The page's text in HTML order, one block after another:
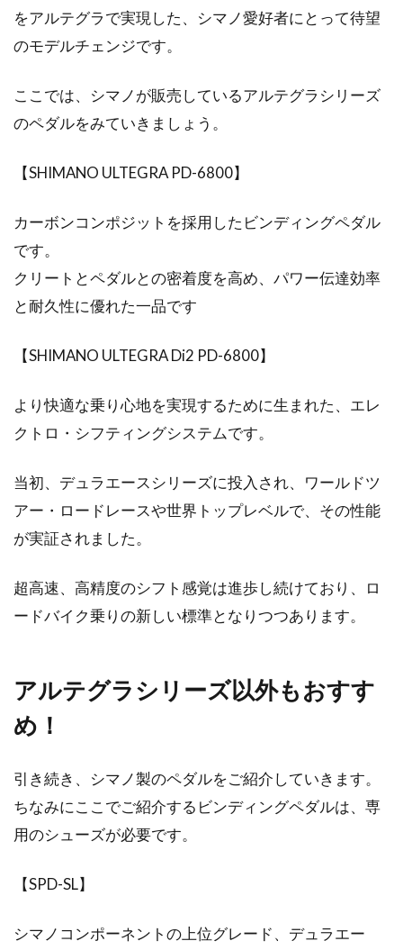
ホイールバランスを自分でとってみ
よう！！やり方をご紹介
ホイールバランス調整は、大変重要な調整で
す。自転車を作業台に乗せてクランクを回して
ロードバイクのインナーギアとアウ
ロードバイクのインナーアウターについてお話
自転車のチェーンの洗浄のおはなし
自転車のチェーンの洗浄、人によっていろいろ
な方法があり...
自転車のペダル軸ってどう違うの？
取り外しは自分でできる？
気になったことはありますか？そんなときは、
ロードバイクスタンドを自作してみ
よう！
をアルテグラで実現した、シマノ愛好者にとって待望
のモデルチェンジです。
ここでは、シマノが販売しているアルテグラシリーズ
のペダルをみていきましょう。
【SHIMANO ULTEGRA PD-6800】
カーボンコンポジットを採用したビンディングペダル
です。
クリートとペダルとの密着度を高め、パワー伝達効率
と耐久性に優れた一品です
【SHIMANO ULTEGRA Di2 PD-6800】
より快適な乗り心地を実現するために生まれた、エレ
クトロ・シフティングシステムです。
当初、デュラエースシリーズに投入され、ワールドツ
アー・ロードレースや世界トップレベルで、その性能
が実証されました。
超高速、高精度のシフト感覚は進歩し続けており、ロ
ードバイク乗りの新しい標準となりつつあります。
アルテグラシリーズ以外もおすす
め！
引き続き、シマノ製のペダルをご紹介していきます。
ちなみにここでご紹介するビンディングペダルは、専
用のシューズが必要です。
【SPD-SL】
シマノコンポーネントの上位グレード、デュラエー